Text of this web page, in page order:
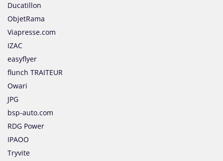
Ducatillon
ObjetRama
Viapresse.com
IZAC
easyflyer
flunch TRAITEUR
Owari
JPG
bsp-auto.com
RDG Power
IPAOO
Tryvite